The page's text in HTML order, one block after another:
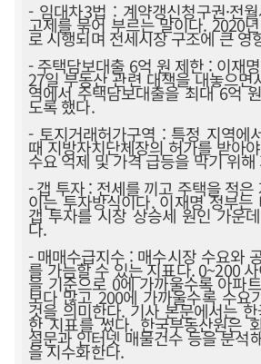
- 임대차3법 : 계약갱신청구권·전
고제를 묶어 부르는 말이다. 2020
로 시행되며 전세시장 구조에 큰 영
- 주택담보대출 6억 원 제한 : 이재
27일 부동산 관련 대책을 내놓으면
역에서 주택담보대출을 최대 6억
도록 했다.
- 토지거래허가구역 : 특정 지역에
때 지방자치단체장의 허가를 받아
수요 억제 및 가격 급등을 막기 위
- 갭 투자 : 전세를 끼고 주택을 적
이는 투자방식이다. 이재명 정부
갭 투자를 시장 상승세 원인 가운
다.
- 매매수급지수 : 매수시장 수요와
를 가늠할 수 있는 지표다. 0~200
을 기준으로 0에 가까울수록 아파
보다 많고 200에 가까울수록 수요
것을 의미한다. 기사 본문에서는
한 지표를 썼다. 한국부동산원은
설문과 인터넷 매물건수 등을 분석
을 지수화한다.